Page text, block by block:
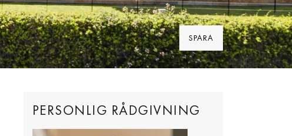
SPARA
PERSONLIG RÅDGIVNING